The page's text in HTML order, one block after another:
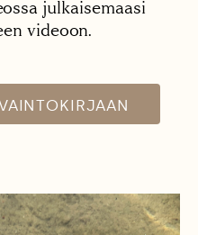
julkaisemaasi
videoon.